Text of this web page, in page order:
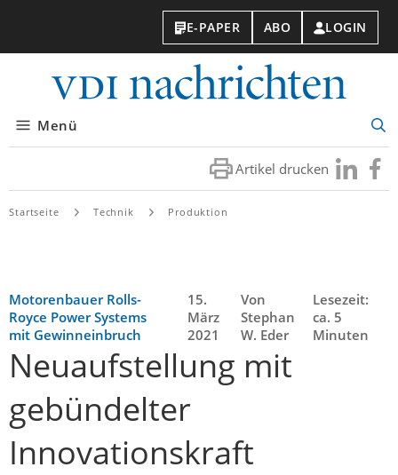
E-PAPER ABO LOGIN
Menü
Artikel drucken Besuchen
Sie
Sie
Startseite Technik Produktion
Motorenbauer Rolls-
Royce Power Systems
mit Gewinneinbruch
15.
März
2021
Von
Stephan
W. Eder
Lesezeit:
ca. 5
Minuten
Neuaufstellung mit
gebündelter
Innovationskraft